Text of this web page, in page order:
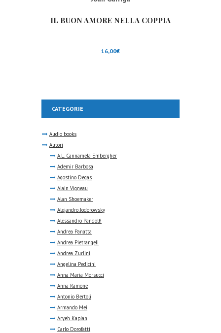
IL BUON AMORE NELLA COPPIA
16,00€
CATEGORIE
Audio books
Autori
A.L. Cannamela Embergher
Ademir Barbosa
Agostino Degas
Alain Vigneau
Alan Shoemaker
Alejandro Jodorowsky
Alessandro Pandolfi
Andrea Panatta
Andrea Pietrangeli
Andrea Zurlini
Angelina Pedicini
Anna Maria Morsucci
Anna Ramone
Antonio Bertoli
Armando Mei
Aryeh Kaplan
Carlo Dorofatti